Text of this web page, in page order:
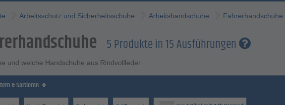
Arbeitsschutz und Sicherheitsschuhe Arbeitshandschuhe Fahrerhandschuhe
5 Produkte in 15 Ausführungen
und weiche Handschuhe aus Rindvollleder
& Sortieren